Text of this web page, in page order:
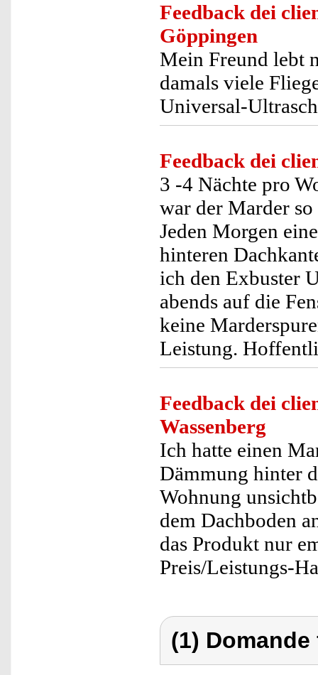
Feedback dei
Göppingen
Mein Freund lebt
damals viele
Universal-
Feedback dei
3 -4 Nächte pro
war der Marder
Jeden Morgen
hinteren
ich den Exbuster
abends auf die
keine
Leistung.
Feedback dei
Wassenberg
Ich hatte einen
Dämmung hinter
Wohnung
dem Dachboden
das Produkt nur
Preis/Leistungs-
(1)